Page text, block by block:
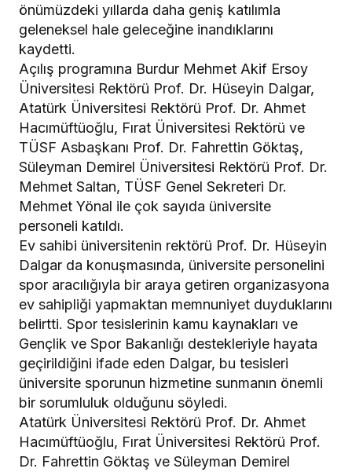
önümüzdeki yıllarda daha geniş katılımla
geleneksel hale geleceğine inandıklarını
kaydetti.
Açılış programına Burdur Mehmet Akif Ersoy
Üniversitesi Rektörü Prof. Dr. Hüseyin Dalgar,
Atatürk Üniversitesi Rektörü Prof. Dr. Ahmet
Hacımüftüoğlu, Fırat Üniversitesi Rektörü ve
TÜSF Asbaşkanı Prof. Dr. Fahrettin Göktaş,
Süleyman Demirel Üniversitesi Rektörü Prof. Dr.
Mehmet Saltan, TÜSF Genel Sekreteri Dr.
Mehmet Yönal ile çok sayıda üniversite
personeli katıldı.
Ev sahibi üniversitenin rektörü Prof. Dr. Hüseyin
Dalgar da konuşmasında, üniversite personelini
spor aracılığıyla bir araya getiren organizasyona
ev sahipliği yapmaktan memnuniyet duyduklarını
belirtti. Spor tesislerinin kamu kaynakları ve
Gençlik ve Spor Bakanlığı destekleriyle hayata
geçirildiğini ifade eden Dalgar, bu tesisleri
üniversite sporunun hizmetine sunmanın önemli
bir sorumluluk olduğunu söyledi.
Atatürk Üniversitesi Rektörü Prof. Dr. Ahmet
Hacımüftüoğlu, Fırat Üniversitesi Rektörü Prof.
Dr. Fahrettin Göktaş ve Süleyman Demirel